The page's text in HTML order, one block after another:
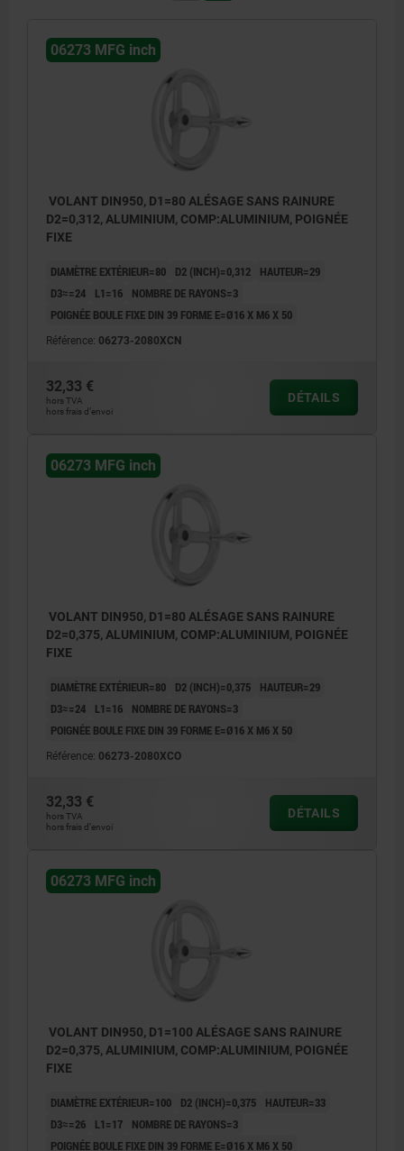
06273 MFG inch
VOLANT DIN950, D1=80 ALÉSAGE SANS RAINURE
D2=0,312, ALUMINIUM, COMP:ALUMINIUM, POIGNÉE
FIXE
DIAMÈTRE EXTÉRIEUR=80 D2 (INCH)=0,312
HAUTEUR=29
D3≈=24
L1=16
NOMBRE DE RAYONS=3
POIGNÉE BOULE FIXE DIN 39 FORME E=Ø16 X M6 X 50
Référence: 06273-2080XCN
32,33 €
hors TVA
hors frais d’envoi
DÉTAILS
06273 MFG inch
VOLANT DIN950, D1=80 ALÉSAGE SANS RAINURE
D2=0,375, ALUMINIUM, COMP:ALUMINIUM, POIGNÉE
FIXE
DIAMÈTRE EXTÉRIEUR=80 D2 (INCH)=0,375
HAUTEUR=29
D3≈=24
L1=16
NOMBRE DE RAYONS=3
POIGNÉE BOULE FIXE DIN 39 FORME E=Ø16 X M6 X 50
Référence: 06273-2080XCO
32,33 €
hors TVA
hors frais d’envoi
DÉTAILS
06273 MFG inch
VOLANT DIN950, D1=100 ALÉSAGE SANS RAINURE
D2=0,375, ALUMINIUM, COMP:ALUMINIUM, POIGNÉE
FIXE
DIAMÈTRE EXTÉRIEUR=100 D2 (INCH)=0,375
HAUTEUR=33
D3≈=26
L1=17
NOMBRE DE RAYONS=3
POIGNÉE BOULE FIXE DIN 39 FORME E=Ø16 X M6 X 50